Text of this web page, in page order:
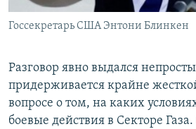
Госсекретарь США Энтони Блинкен
Разговор явно выдался
придерживается крайне
вопросе о том, на каких
боевые действия в Секторе